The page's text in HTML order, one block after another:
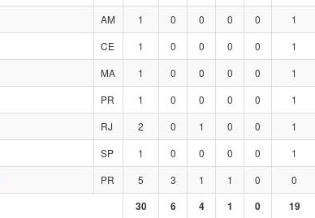
AM 1 0 0 0 0 1
CE 1 0 0 0 0 1
MA 1 0 0 0 0 1
PR 1 0 0 0 0 1
RJ 2 0 1 0 0 1
SP 1 0 0 0 0 1
PR 5 3 1 1 0 0
30 6 4 1 0 19